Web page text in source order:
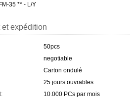
35 ** - L/Y
expédition
50pcs
negotiable
Carton ondulé
25 jours ouvrables
10.000 PCs par mois